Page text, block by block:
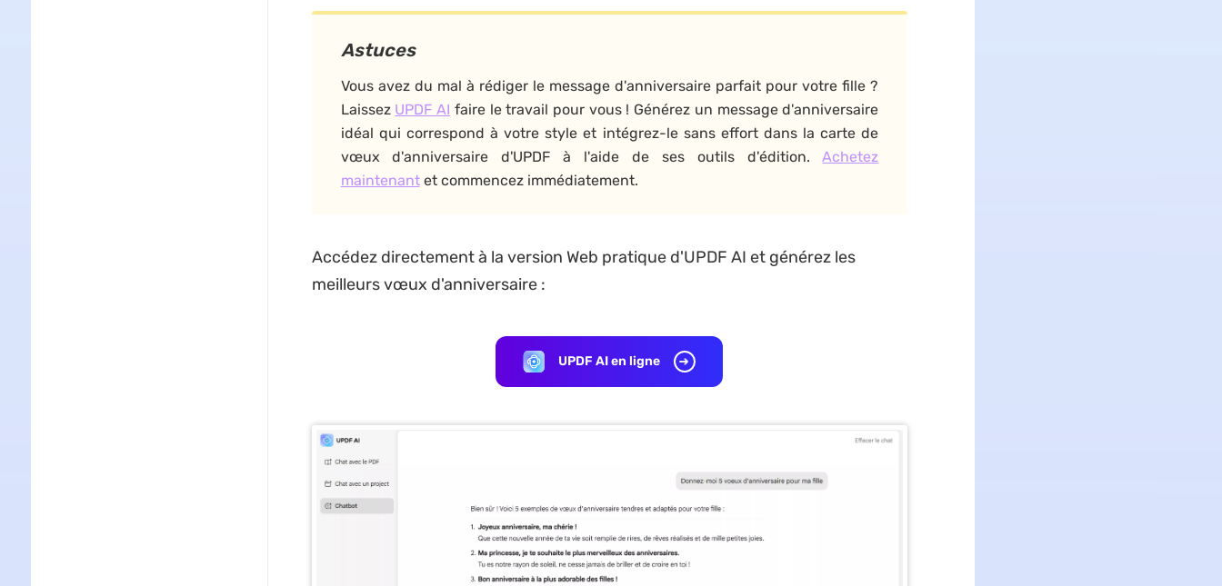
Astuces
Vous avez du mal à rédiger le message d'anniversaire parfait pour votre fille ?
Laissez UPDF AI faire le travail pour vous ! Générez un message d'anniversaire
idéal qui correspond à votre style et intégrez-le sans effort dans la carte de
vœux d'anniversaire d'UPDF à l'aide de ses outils d'édition.Achetez
maintenantet commencez immédiatement.
Accédez directement à la version Web pratique d'UPDF AI et générez les
meilleurs vœux d'anniversaire :
UPDF AI en ligne